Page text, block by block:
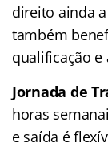
direito ainda
também
qualificação e
Jornada de
horas
e saída é